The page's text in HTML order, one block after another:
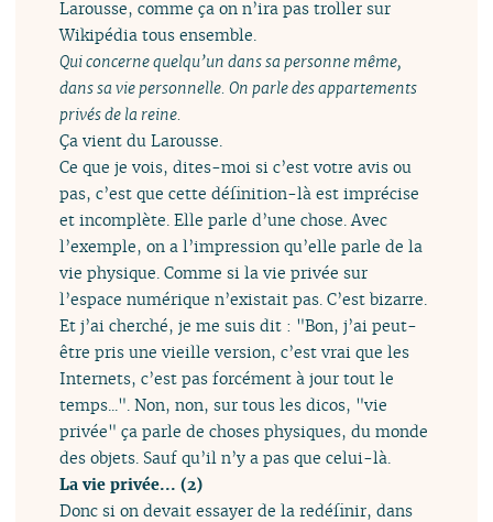
Larousse, comme ça on n’ira pas troller sur
Wikipédia tous ensemble.
Qui concerne quelqu’un dans sa personne même,
dans sa vie personnelle. On parle des appartements
privés de la reine.
Ça vient du Larousse.
Ce que je vois, dites-moi si c’est votre avis ou
pas, c’est que cette définition-là est imprécise
et incomplète. Elle parle d’une chose. Avec
l’exemple, on a l’impression qu’elle parle de la
vie physique. Comme si la vie privée sur
l’espace numérique n’existait pas. C’est bizarre.
Et j’ai cherché, je me suis dit : "Bon, j’ai peut-
être pris une vieille version, c’est vrai que les
Internets, c’est pas forcément à jour tout le
temps...". Non, non, sur tous les dicos, "vie
privée" ça parle de choses physiques, du monde
des objets. Sauf qu’il n’y a pas que celui-là.
La vie privée... (2)
Donc si on devait essayer de la redéfinir, dans